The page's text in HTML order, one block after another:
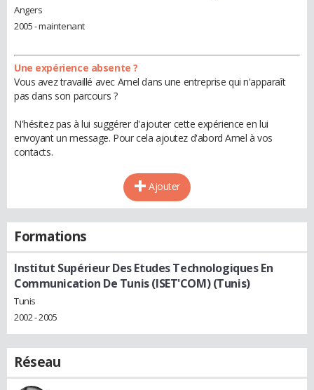
Angers
2005 - maintenant
Une expérience absente ?
Vous avez travaillé avec Amel dans une entreprise qui n'apparaît
pas dans son parcours ?
N'hésitez pas à lui suggérer d'ajouter cette expérience en lui
envoyant un message. Pour cela ajoutez d'abord Amel à vos
contacts.
Ajouter
Formations
Institut Supérieur Des Etudes Technologiques En
Communication De Tunis (ISET'COM) (Tunis)
Tunis
2002 - 2005
Réseau